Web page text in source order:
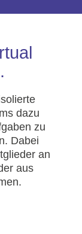
dazu
zu
Dabei
an
aus